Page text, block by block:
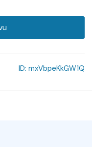
ID: mxVbpeKkGW1Q